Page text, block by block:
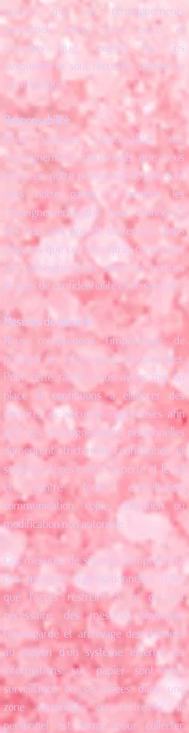
assurer que vos renseignements
personnels soient aussi exacts et
complets que l’exigent les fins
auxquelles ils sont recueillis, utilisés ou
communiqués.
Responsabilité
Nous sommes responsables des
renseignements personnels que nous
avons en notre possession ou qui sont
sous notre garde, y compris les
renseignements que nous confions à
des tiers aux fins de traitement. Nous
exigeons que ces tiers qu’ils conservent
ces renseignements selon les normes
strictes de confidentialité et de sécurité.
Mesures de sécurité
Nous comprenons l’importance de
protéger les informations personnelles.
Pour cette raison, nous avons mis en
place et continuons à élaborer des
mesures de sécurité. rigoureuses afin
que vos renseignements personnelles
demeurent strictement confidentiels et
soient protégés contre la perte et le vol
et contre toute consultation,
communication, copie, utilisation ou
modification non autorisée.
Ces mesures de sécurité comprennent
des mesures organisationnelles telles
que l’accès restreint à ce qui est
nécessaire; des mesures physiques
(sauvegarde et archivage des données
au moyen d’un système externe, les
informations sur papier sont sous
surveillance ou sécurisées dans une
zone verrouillée ou restreinte, le
personnel est formé pour collecter,